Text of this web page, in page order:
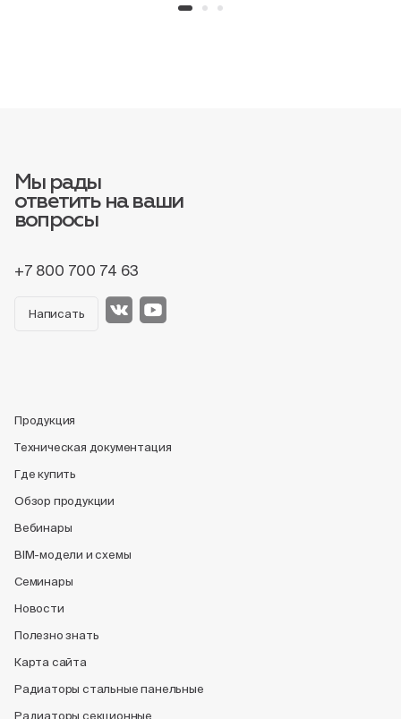
Мы рады
ответить на ваши
вопросы
+7 800 700 74 63
Написать
Продукция
Техническая документация
Где купить
Обзор продукции
Вебинары
BIM-модели и схемы
Семинары
Новости
Полезно знать
Карта сайта
Радиаторы стальные панельные
Радиаторы секционные